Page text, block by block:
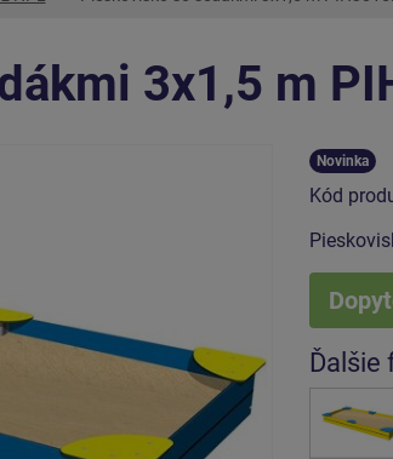
3x1,5 m
Novinka
Kód
Ďalšie